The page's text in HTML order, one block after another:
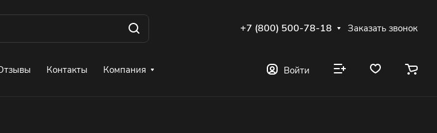
+7 (800) 500-78-18 Заказать звонок
Контакты Компания Войти